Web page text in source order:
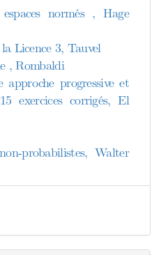
normés , Hage
Licence 3, Tauvel
, Rombaldi
progressive et
exercices corrigés, El
probabilistes, Walter